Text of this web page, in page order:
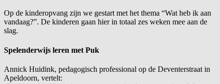
Op de kinderopvang zijn we gestart met het thema “Wat heb ik aan
vandaag?”. De kinderen gaan hier in totaal zes weken mee aan de
slag.
Spelenderwijs leren met Puk
Annick Huidink, pedagogisch professional op de Deventerstraat in
Apeldoorn, vertelt: